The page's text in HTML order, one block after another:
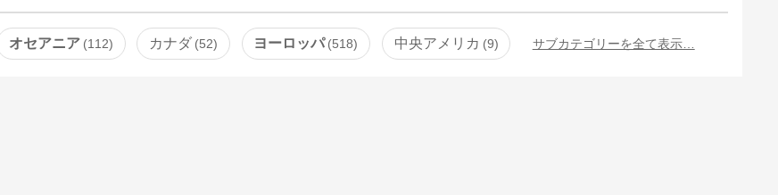
オセアニア 112 カナダ 52 ヨーロッパ 518 中央アメリカ 9 サブカテゴリーを全て表示…